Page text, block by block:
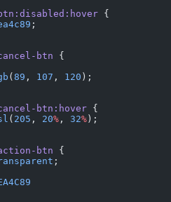
btn:disabled:hover
{
;
cancel-btn
{
( 89 , 107 , 120 );
cancel-btn:hover
{
( 205 , 20% , 32% );
action-btn
{
;